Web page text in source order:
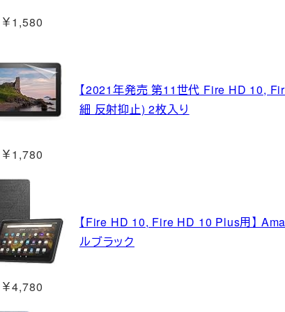
￥1,580
￥1,780
【2021年発売 第11世代 Fire HD 10,
細 反射抑止) 2枚入り
￥4,780
【Fire HD 10, Fire HD 10 Plus用】
ルブラック